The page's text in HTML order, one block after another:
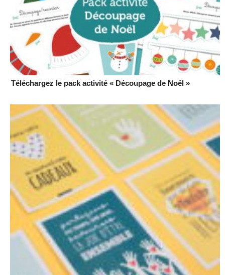
Téléchargez le pack activité « Découpage de Noël »